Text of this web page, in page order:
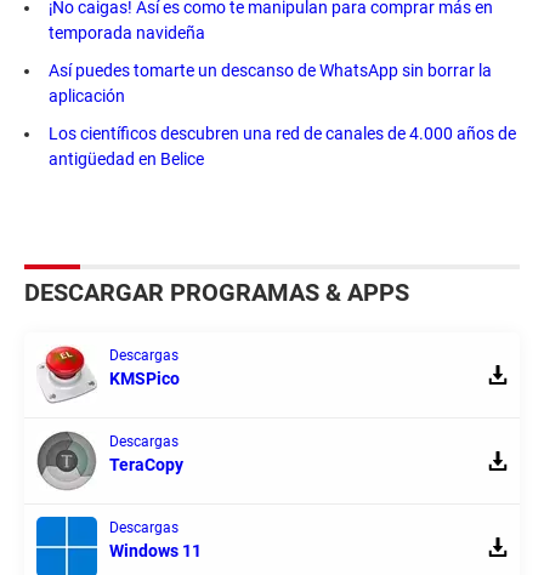
¡No caigas! Así es como te manipulan para comprar más en
temporada navideña
Así puedes tomarte un descanso de WhatsApp sin borrar la
aplicación
Los científicos descubren una red de canales de 4.000 años de
antigüedad en Belice
DESCARGAR PROGRAMAS & APPS
Descargas
KMSPico
Descargas
TeraCopy
Descargas
Windows 11